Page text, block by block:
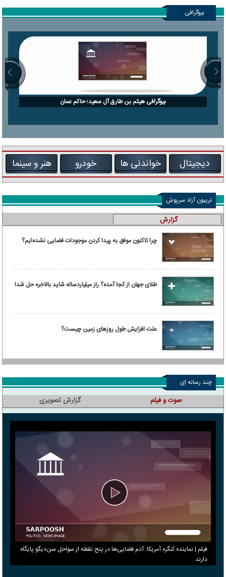
بیوگرافی
بیوگرافی هیثم بن طارق آل سعید؛ حاکم عمان
دیجیتال خواندنی ها خودرو هنر و سینما
تریبون آزاد سرپوش
گزارش
چرا تاکنون موفق به پیدا کردن موجودات فضایی نشده‌ایم؟
طلای جهان از کجا آمده؟ راز میلیاردساله شاید بالاخره حل شد!
علت افزایش طول روزهای زمین چیست؟
چند رسانه ای
صوت و فیلم
فیلم | نماینده کنگره آمریکا: آدم فضایی‌ها در پنج نقطه از سواحل سن‌دیگو پایگاه
دارند
گزارش تصویری